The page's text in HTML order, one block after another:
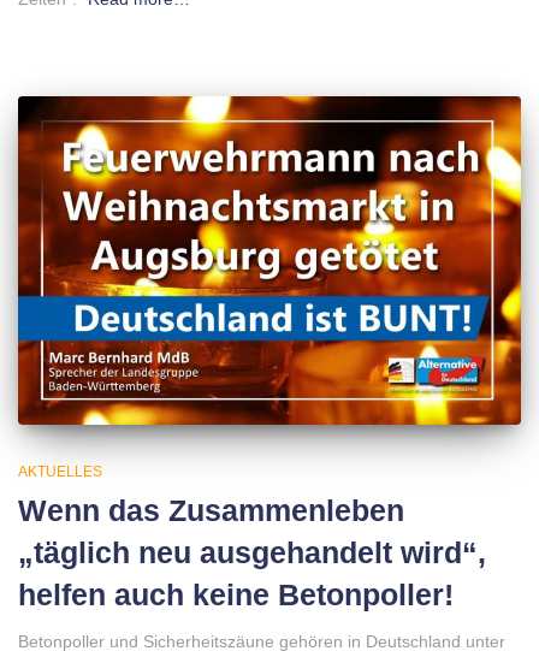
AKTUELLES
Wenn das Zusammenleben
„täglich neu ausgehandelt wird“,
helfen auch keine Betonpoller!
Betonpoller und Sicherheitszäune gehören in Deutschland unter